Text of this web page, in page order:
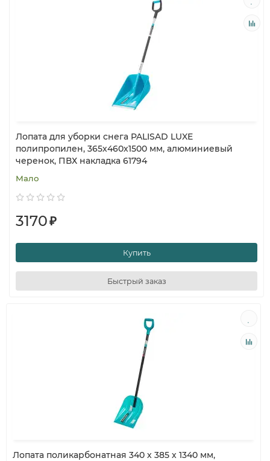
Лопата для уборки снега PALISAD LUXE
полипропилен, 365х460х1500 мм, алюминиевый
черенок, ПВХ накладка 61794
Мало
3170₽
Купить
Быстрый заказ
Лопата поликарбонатная 340 х 385 х 1340 мм,